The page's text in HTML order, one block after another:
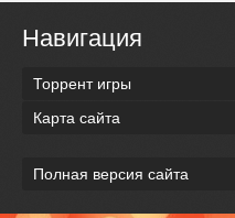
Навигация
Торрент игры
Карта сайта
Полная версия сайта